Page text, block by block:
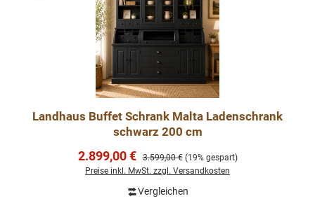
Landhaus Buffet Schrank Malta Ladenschrank
schwarz 200 cm
Verkaufspreis:
2.899,00 € Regulärer Preis:
3.599,00 € (19% gespart)
Preise inkl. MwSt. zzgl. Versandkosten
Vergleichen